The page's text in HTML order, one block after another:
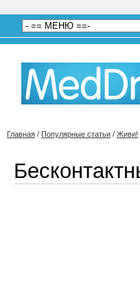
Главная / Популярные статьи / Живи!